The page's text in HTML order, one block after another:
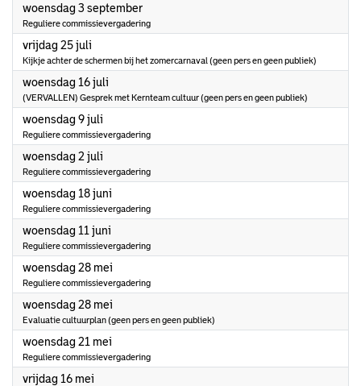
woensdag 3 september2025
Reguliere commissievergadering
vrijdag 25 juli
Kijkje achter de schermen bij het zomercarnaval (geen pers en geen publiek)
woensdag 16 juli
(VERVALLEN) Gesprek met Kernteam cultuur (geen pers en geen publiek)
woensdag 9 juli
Reguliere commissievergadering
woensdag 2 juli
Reguliere commissievergadering
woensdag 18 juni
Reguliere commissievergadering
woensdag 11 juni
Reguliere commissievergadering
woensdag 28 mei
Reguliere commissievergadering
woensdag 28 mei
Evaluatie cultuurplan (geen pers en geen publiek)
woensdag 21 mei
Reguliere commissievergadering
vrijdag 16 mei